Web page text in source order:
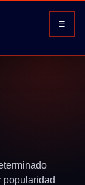
☰
popularidad